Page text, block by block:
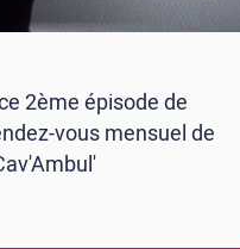
2ème épisode de
vous mensuel de